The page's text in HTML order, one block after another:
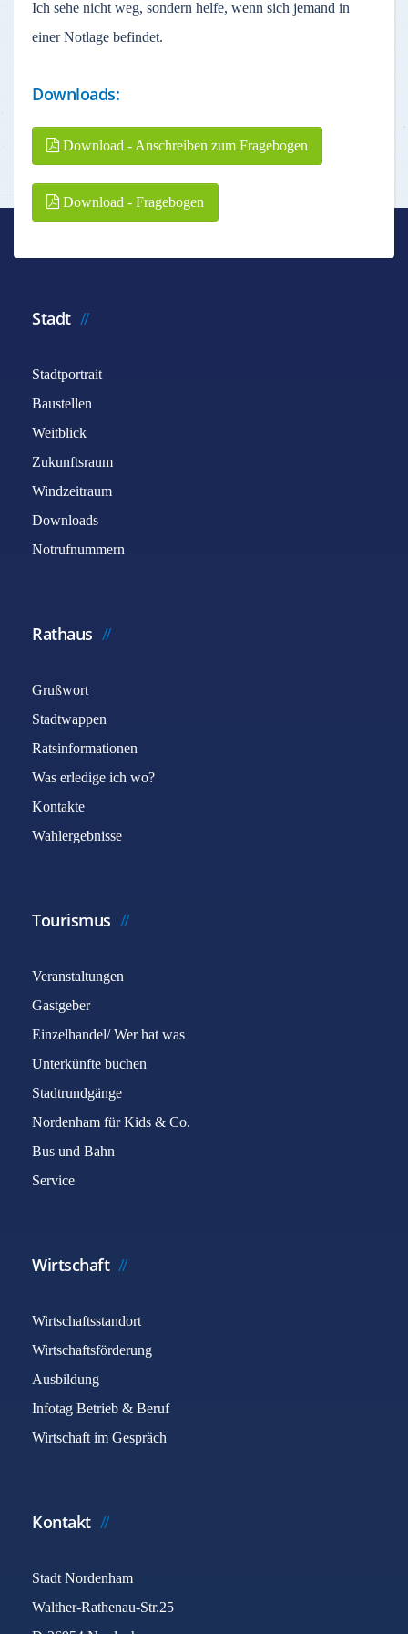
Ich sehe nicht weg, sondern helfe, wenn sich jemand in
einer Notlage befindet.
Downloads:
Download - Anschreiben zum Fragebogen
Download - Fragebogen
Stadt
Stadtportrait
Baustellen
Weitblick
Zukunftsraum
Windzeitraum
Downloads
Notrufnummern
Rathaus
Grußwort
Stadtwappen
Ratsinformationen
Was erledige ich wo?
Kontakte
Wahlergebnisse
Tourismus
Veranstaltungen
Gastgeber
Einzelhandel/ Wer hat was
Unterkünfte buchen
Stadtrundgänge
Nordenham für Kids & Co.
Bus und Bahn
Service
Wirtschaft
Wirtschaftsstandort
Wirtschaftsförderung
Ausbildung
Infotag Betrieb & Beruf
Wirtschaft im Gespräch
Kontakt
Stadt Nordenham
Walther-Rathenau-Str.25